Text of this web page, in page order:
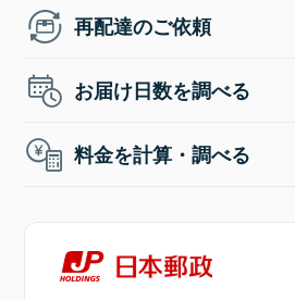
再配達のご依頼
お届け日数を調べる
料金を計算・調べる